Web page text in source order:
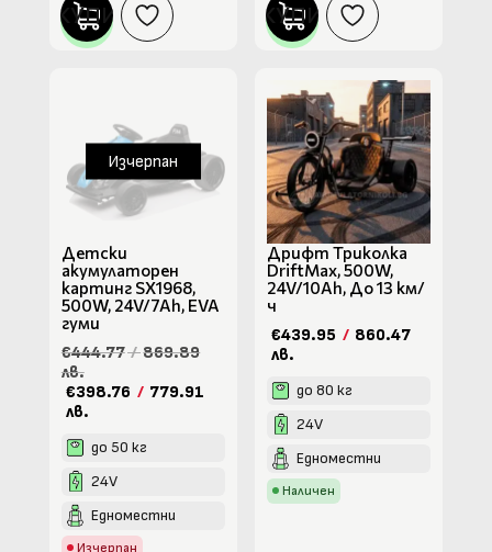
КУПИ КУПИ
Изчерпан
Детски
акумулаторен
картинг SX1968,
500W, 24V/7Ah, EVA
гуми
€444.77/869.89
лв.
€398.76 / 779.91
лв.
до 50 кг
24V
Едноместни
Изчерпан
Дрифт Триколка
DriftMax, 500W,
24V/10Ah, До 13 км/
ч
€439.95 / 860.47
лв.
до 80 кг
24V
Едноместни
Наличен